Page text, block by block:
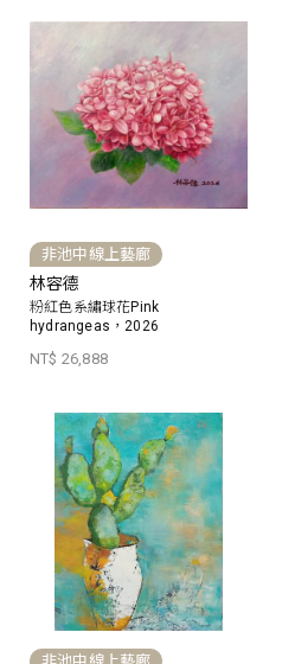
非池中線上藝廊
林容德
粉紅色系繡球花Pink
hydrangeas，2026
NT$ 26,888